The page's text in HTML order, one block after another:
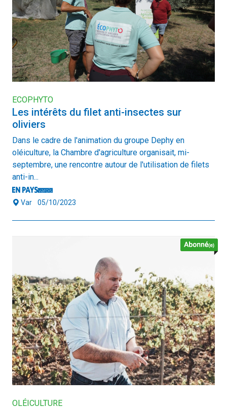
ECOPHYTO
Les intérêts du filet anti-insectes sur
oliviers
Dans le cadre de l'animation du groupe Dephy en
oléiculture, la Chambre d'agriculture organisait, mi-
septembre, une rencontre autour de l'utilisation de filets
anti-in...
Var 05/10/2023
OLÉICULTURE